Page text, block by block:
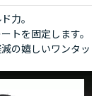
力。
トを固定します。
の嬉しいワンタッ